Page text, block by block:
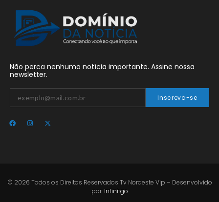
Não perca nenhuma notícia importante. Assine nossa
newsletter.
Inscreva-se
© 2026 Todos os Direitos Reservados Tv Nordeste Vip – Desenvolvido
por: Infinitgo